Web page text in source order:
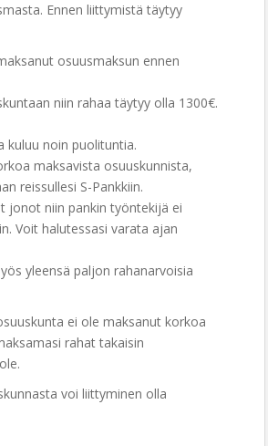
Ennen liittymistä täytyy
osuusmaksun ennen
niin rahaa täytyy olla 1300€.
kuluu noin puolituntia.
maksavista osuuskunnista,
reissullesi S-Pankkiin.
jonot niin pankin työntekijä ei
Voit halutessasi varata ajan
yleensä paljon rahanarvoisia
ei ole maksanut korkoa
rahat takaisin
voi liittyminen olla